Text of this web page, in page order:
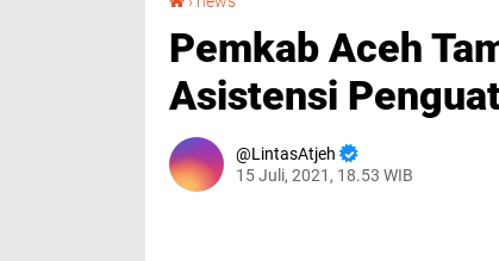
Pemkab Aceh
Asistensi
LintasAtjeh
15 Juli, 2021, 18.53 WIB